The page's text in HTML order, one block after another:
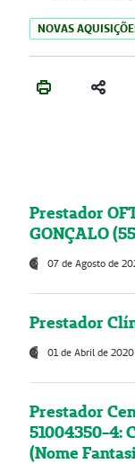
NOVAS
Prestador
GONÇALO
07 de Agosto de
Prestador
01 de Abril de 2020
Prestador
51004350-4:
(Nome